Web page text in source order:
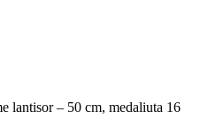
lantisor – 50 cm, medaliuta 16